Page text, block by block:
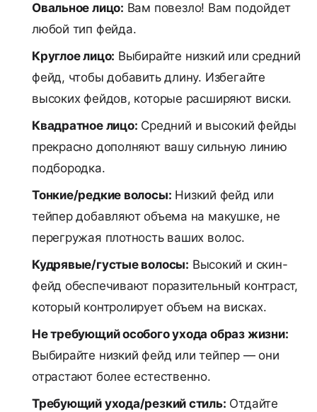
Овальное лицо: Вам повезло! Вам подойдет
любой тип фейда.
Круглое лицо: Выбирайте низкий или средний
фейд, чтобы добавить длину. Избегайте
высоких фейдов, которые расширяют виски.
Квадратное лицо: Средний и высокий фейды
прекрасно дополняют вашу сильную линию
подбородка.
Тонкие/редкие волосы: Низкий фейд или
тейпер добавляют объема на макушке, не
перегружая плотность ваших волос.
Кудрявые/густые волосы: Высокий и скин-
фейд обеспечивают поразительный контраст,
который контролирует объем на висках.
Не требующий особого ухода образ жизни:
Выбирайте низкий фейд или тейпер — они
отрастают более естественно.
Требующий ухода/резкий стиль: Отдайте